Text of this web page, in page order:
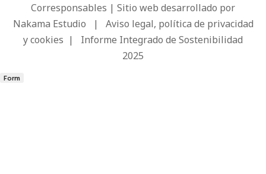
Corresponsables | Sitio web desarrollado por
Nakama Estudio | Aviso legal, política de privacidad
y cookies | Informe Integrado de Sostenibilidad
2025
Form